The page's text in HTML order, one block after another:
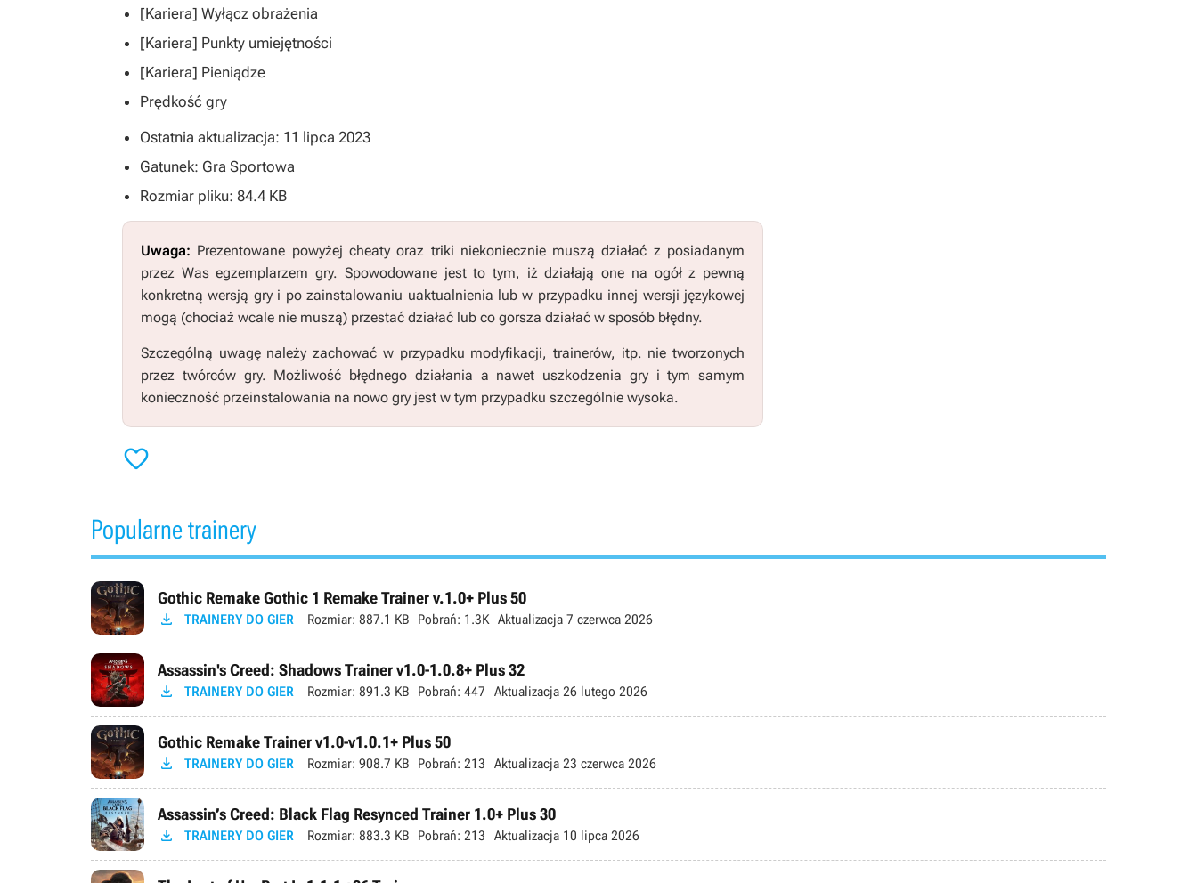
[Kariera] Wyłącz obrażenia
[Kariera] Punkty umiejętności
[Kariera] Pieniądze
Prędkość gry
Ostatnia aktualizacja: 11 lipca 2023
Gatunek: Gra Sportowa
Rozmiar pliku: 84.4 KB
Uwaga: Prezentowane powyżej cheaty oraz triki niekoniecznie muszą działać z posiadanym
przez Was egzemplarzem gry. Spowodowane jest to tym, iż działają one na ogół z pewną
konkretną wersją gry i po zainstalowaniu uaktualnienia lub w przypadku innej wersji językowej
mogą (chociaż wcale nie muszą) przestać działać lub co gorsza działać w sposób błędny.
Szczególną uwagę należy zachować w przypadku modyfikacji, trainerów, itp. nie tworzonych
przez twórców gry. Możliwość błędnego działania a nawet uszkodzenia gry i tym samym
konieczność przeinstalowania na nowo gry jest w tym przypadku szczególnie wysoka.

Popularne trainery
Gothic Remake Gothic 1 Remake Trainer v.1.0+ Plus 50
 TRAINERY DO GIER Rozmiar: 887.1 KB Pobrań: 1.3K Aktualizacja 7 czerwca 2026
Assassin's Creed: Shadows Trainer v1.0-1.0.8+ Plus 32
 TRAINERY DO GIER Rozmiar: 891.3 KB Pobrań: 447 Aktualizacja 26 lutego 2026
Gothic Remake Trainer v1.0-v1.0.1+ Plus 50
 TRAINERY DO GIER Rozmiar: 908.7 KB Pobrań: 213 Aktualizacja 23 czerwca 2026
Assassin’s Creed: Black Flag Resynced Trainer 1.0+ Plus 30
 TRAINERY DO GIER Rozmiar: 883.3 KB Pobrań: 213 Aktualizacja 10 lipca 2026